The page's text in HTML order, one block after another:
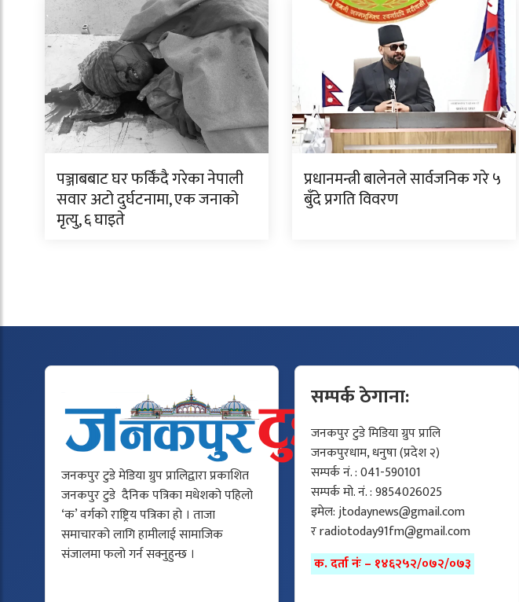
पञ्जाबबाट घर फर्किंदै गरेका नेपाली
सवार अटो दुर्घटनामा, एक जनाको
मृत्यु, ६ घाइते
प्रधानमन्त्री बालेनले सार्वजनिक गरे ५
बुँदे प्रगति विवरण
जनकपुर टुडे मेडिया ग्रुप प्रालिद्वारा प्रकाशित
जनकपुर टुडे दैनिक पत्रिका मधेशको पहिलो
‘क’ वर्गको राष्ट्रिय पत्रिका हो । ताजा
समाचारको लागि हामीलाई सामाजिक
संजालमा फलो गर्न सक्नुहुन्छ ।
सम्पर्क ठेगाना:
जनकपुर टुडे मिडिया ग्रुप प्रालि
जनकपुरधाम, धनुषा (प्रदेश २)
सम्पर्क नं. : 041-590101
सम्पर्क मो. नं. : 9854026025
इमेल:jtodaynews@gmail.com
रradiotoday91fm@gmail.com
क. दर्ता नंः – १४६२५२/०७२/०७३